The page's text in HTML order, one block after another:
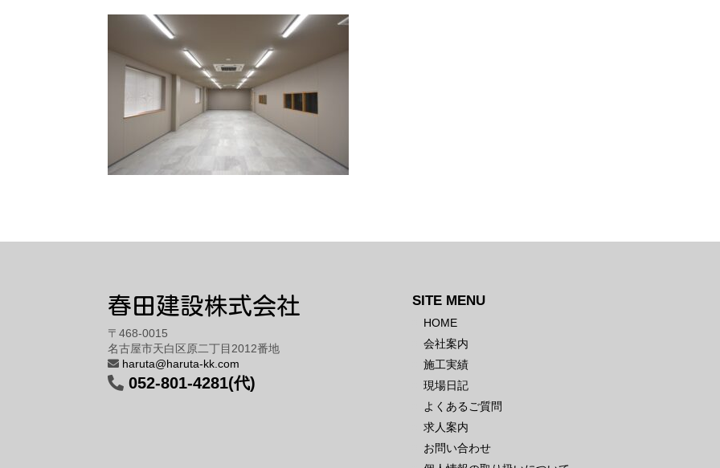
春田建設株式会社
〒468-0015
名古屋市天白区原二丁目2012番地
haruta@haruta-kk.com
052-801-4281(代)
SITE MENU
HOME
会社案内
施工実績
現場日記
よくあるご質問
求人案内
お問い合わせ